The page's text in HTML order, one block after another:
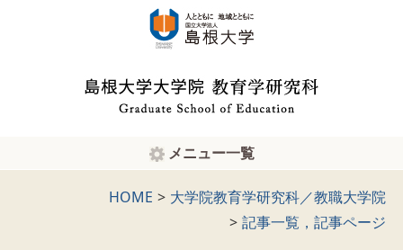
メニュー一覧
HOME
大学院教育学研究科／教職大学院
記事一覧，記事ページ